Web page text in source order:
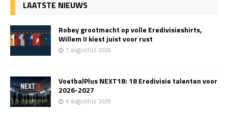
LAATSTE NIEUWS
Robey grootmacht op volle Eredivisieshirts,
Willem II kiest juist voor rust
7 augustus 2026
VoetbalPlus NEXT18: 18 Eredivisie talenten voor
2026-2027
6 augustus 2026